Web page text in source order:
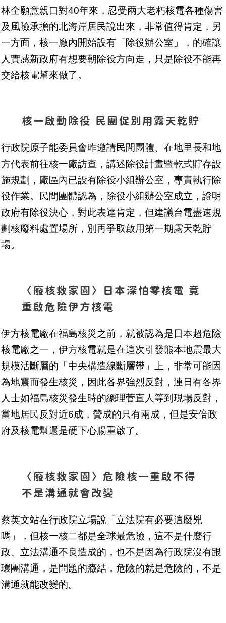
林全願意親口對40年來，忍受兩大老朽核電各種傷害
及風險承擔的北海岸居民說出來，非常值得肯定，另
一方面，核一廠內開始設有「除役辦公室」，的確讓
人實感新政府有想要朝除役方向走，只是除役不能再
交給核電幫來做了。
核一啟動除役 民團促別用露天乾貯
行政院原子能委員會昨邀請民間團體、在地里長和地
方代表前往核一廠訪查，講述除役計畫暨乾式貯存設
施規劃，廠區內已設有除役小組辦公室，專責執行除
役作業。民間團體認為，除役小組辦公室成立，證明
政府有除役決心，對此表達肯定，但建議台電盡速規
劃核廢料處置場所，別再爭取啟用第一期露天乾貯
場。
〈廢核救家園〉日本深怕零核電 竟
重啟危險伊方核電
伊方核電廠在福島核災之前，就被認為是日本超危險
核電廠之一，伊方核電就是在這次引發熊本地震最大
規模活斷層的「中央構造線斷層帶」上，非常可能因
為地震而發生核災，因此各界強烈反對，連日有各界
人士如福島核災發生時的總理菅直人等到現場反對，
當地居民反對近6成，贊成的只有兩成，但是安倍政
府及核電幫還是硬下心腸重啟了。
〈廢核救家園〉危險核一重啟不得
不是溝通就會改變
蔡英文站在行政院立場說「立法院有必要這麼兇
嗎」，但核一核二都是全球最危險，這不是什麼行
政、立法溝通不良造成的，也不是因為行政院沒有跟
環團溝通，是問題的癥結，危險的就是危險的，不是
溝通就能改變的。